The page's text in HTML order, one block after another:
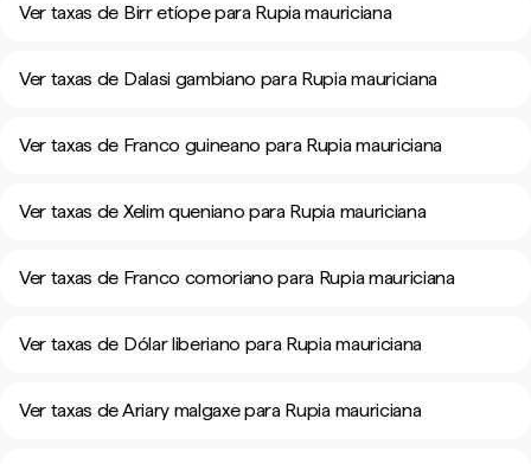
Ver taxas de Birr etíope para Rupia mauriciana
Ver taxas de Dalasi gambiano para Rupia mauriciana
Ver taxas de Franco guineano para Rupia mauriciana
Ver taxas de Xelim queniano para Rupia mauriciana
Ver taxas de Franco comoriano para Rupia mauriciana
Ver taxas de Dólar liberiano para Rupia mauriciana
Ver taxas de Ariary malgaxe para Rupia mauriciana